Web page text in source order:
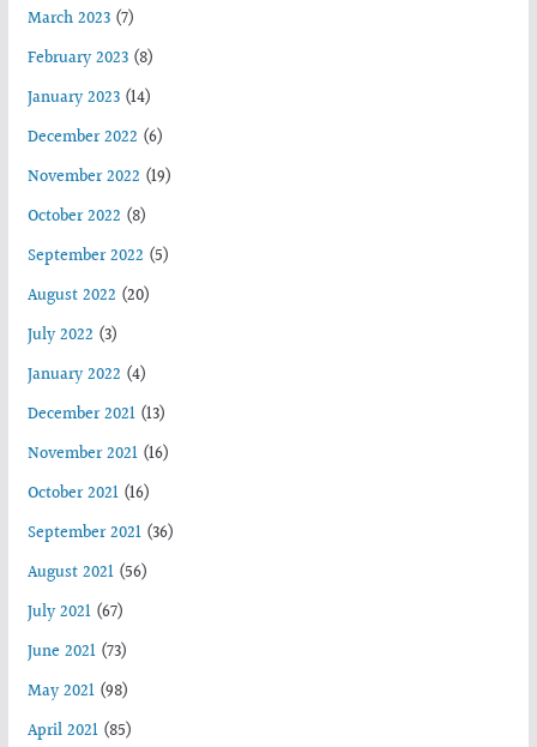
March 2023(7)
February 2023(8)
January 2023(14)
December 2022 (6)
November 2022 (19)
October 2022 (8)
September 2022 (5)
August 2022 (20)
July 2022 (3)
January 2022 (4)
December 2021(13)
November 2021(16)
October 2021(16)
September 2021(36)
August 2021(56)
July 2021(67)
June 2021(73)
May 2021(98)
April 2021(85)